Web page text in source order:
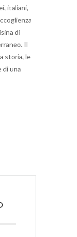
italiani,
di
Il
storia, le
di una